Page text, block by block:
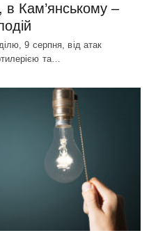
в Кам’янському –
9 серпня, від атак
та…